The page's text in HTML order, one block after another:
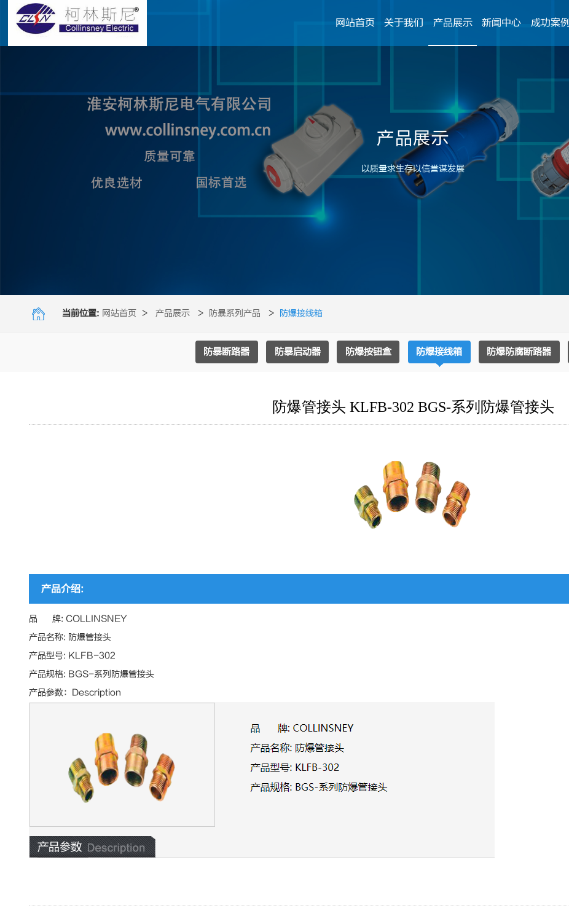
产品展示
以质量求生存以信誉谋发展
网站首页 关于我们 产品展示 新闻中心 成功案例
当前位置: 网站首页 > 产品展示 > 防暴系列产品 > 防爆接线箱
防暴断路器 防暴启动器 防爆按钮盒 防爆接线箱 防爆防腐断路器
防爆管接头 KLFB-302 BGS-系列防爆管接头
产品介绍:
品 牌: COLLINSNEY
产品名称: 防爆管接头
产品型号: KLFB-302
产品规格: BGS-系列防爆管接头
产品参数：Description